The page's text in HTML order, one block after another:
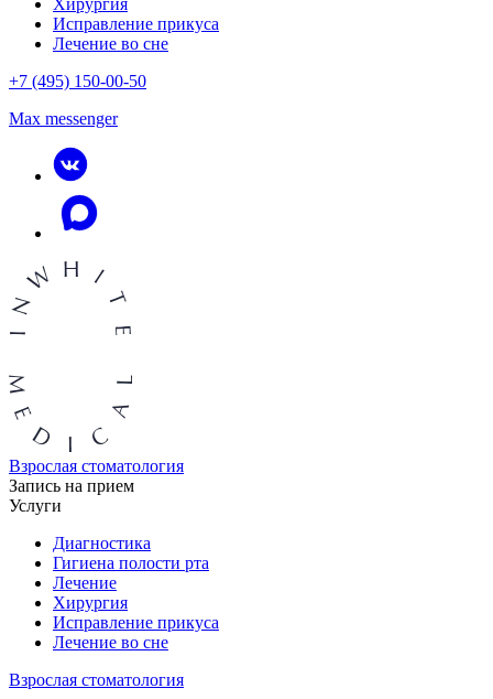
Хирургия
Исправление прикуса
Лечение во сне
+7 (495) 150-00-50
Max messenger
Взрослая стоматология
Запись на прием
Услуги
Диагностика
Гигиена полости рта
Лечение
Хирургия
Исправление прикуса
Лечение во сне
Взрослая стоматология